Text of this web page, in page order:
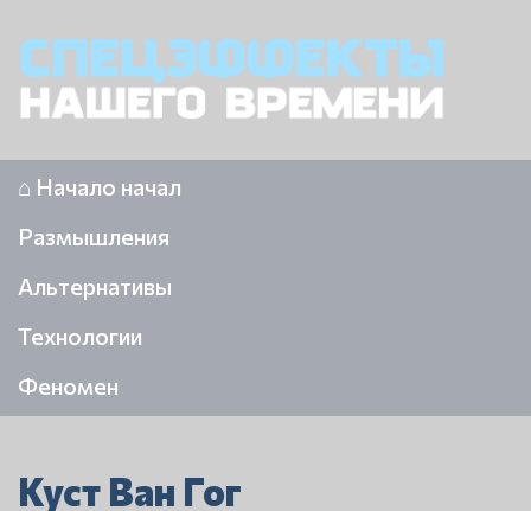
⌂ Начало начал
Размышления
Альтернативы
Технологии
Феномен
Куст Ван Гог